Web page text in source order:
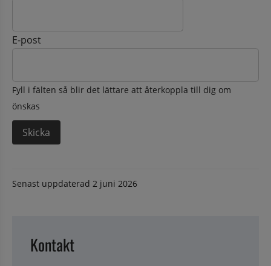
E-post
Fyll i fälten så blir det lättare att återkoppla till dig om
önskas
Senast uppdaterad 2 juni 2026
Kontakt